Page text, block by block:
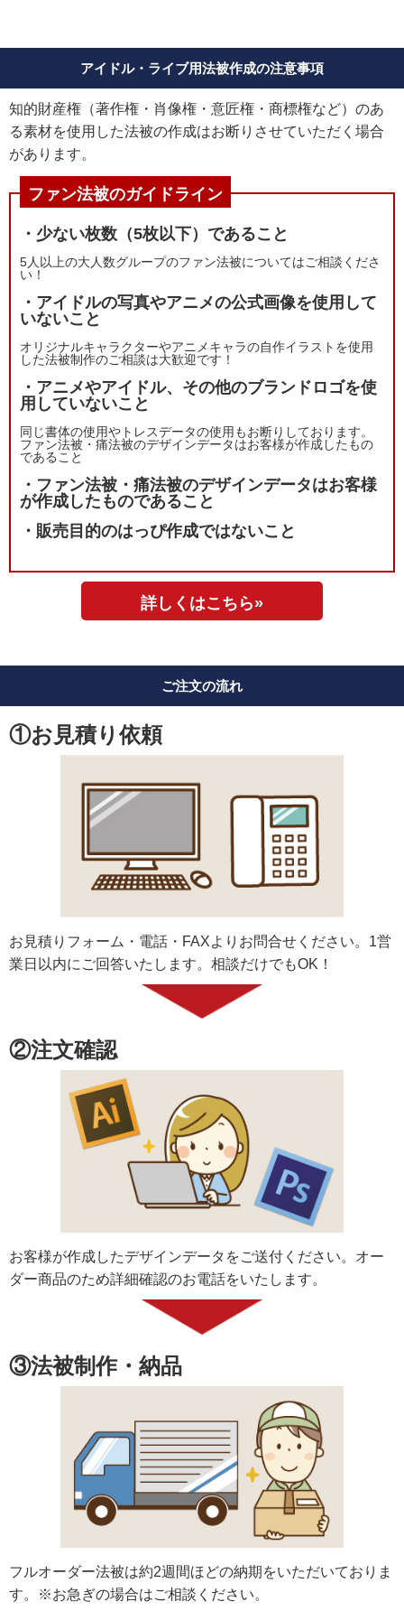
アイドル・ライブ用法被作成の注意事項
知的財産権（著作権・肖像権・意匠権・商標権など）のあ
る素材を使用した法被の作成はお断りさせていただく場合
があります。
ファン法被のガイドライン
・少ない枚数（5枚以下）であること
5人以上の大人数グループのファン法被についてはご相談くださ
い！
・アイドルの写真やアニメの公式画像を使用して
いないこと
オリジナルキャラクターやアニメキャラの自作イラストを使用
した法被制作のご相談は大歓迎です！
・アニメやアイドル、その他のブランドロゴを使
用していないこと
同じ書体の使用やトレスデータの使用もお断りしております。
ファン法被・痛法被のデザインデータはお客様が作成したもの
であること
・ファン法被・痛法被のデザインデータはお客様
が作成したものであること
・販売目的のはっぴ作成ではないこと
詳しくはこちら»
ご注文の流れ
①お見積り依頼
お見積りフォーム・電話・FAXよりお問合せください。1営
業日以内にご回答いたします。相談だけでもOK！
②注文確認
お客様が作成したデザインデータをご送付ください。オー
ダー商品のため詳細確認のお電話をいたします。
③法被制作・納品
フルオーダー法被は約2週間ほどの納期をいただいておりま
す。※お急ぎの場合はご相談ください。